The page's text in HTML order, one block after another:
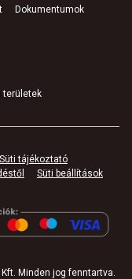
területek
Dokumentumok
Süti tájékoztató
Süti beállítások
Minden jog fenntartva.